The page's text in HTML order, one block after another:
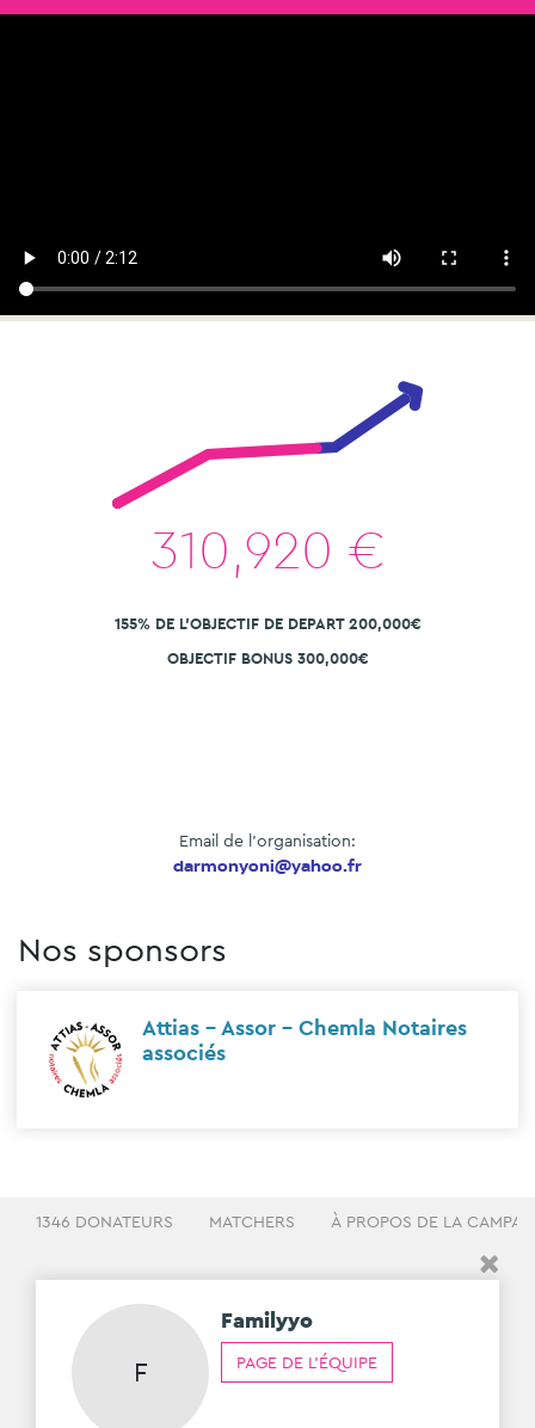
310,920 €
155% DE L'OBJECTIF DE DEPART 200,000€
OBJECTIF BONUS 300,000€
Email de l'organisation:
darmonyoni@yahoo.fr
Nos sponsors
Attias - Assor - Chemla Notaires
associés
1346 DONATEURS MATCHERS À PROPOS DE LA
F
Familyyo
PAGE DE L'ÉQUIPE